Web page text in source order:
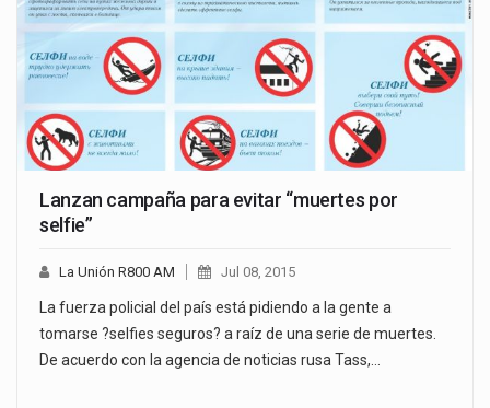
Lanzan campaña para evitar “muertes por
selfie”
La Unión R800 AM Jul 08, 2015
La fuerza policial del país está pidiendo a la gente a
tomarse ?selfies seguros? a raíz de una serie de muertes.
De acuerdo con la agencia de noticias rusa Tass,…